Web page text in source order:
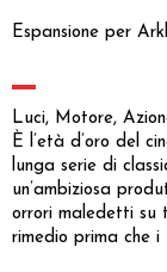
Espansione per
Luci, Motore,
È l’età d’oro del
lunga serie di
un’ambiziosa
orrori maledetti su
rimedio prima che i